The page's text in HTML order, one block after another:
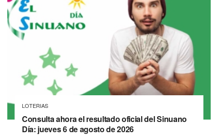
LOTERIAS
Consulta ahora el resultado oficial del Sinuano
Día: jueves 6 de agosto de 2026